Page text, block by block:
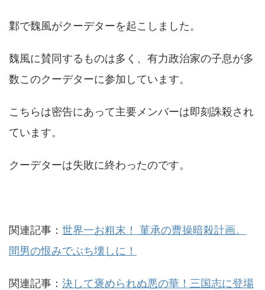
鄴で魏風がクーデターを起こしました。
魏風に賛同するものは多く、有力政治家の子息が多
数このクーデターに参加しています。
こちらは密告にあって主要メンバーは即刻誅殺され
ています。
クーデターは失敗に終わったのです。
関連記事： 世界一お粗末！ 菫承の曹操暗殺計画。
間男の恨みでぶち壊しに！
関連記事： 決して褒められぬ悪の華！三国志に登場